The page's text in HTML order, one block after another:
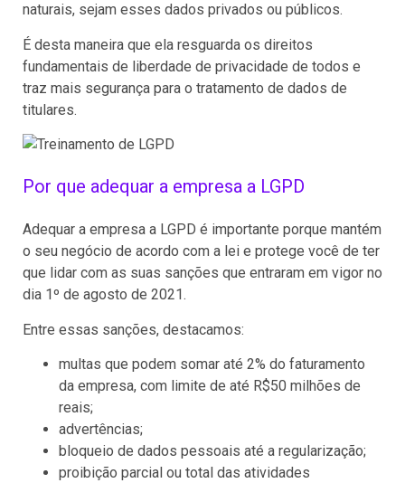
naturais, sejam esses dados privados ou públicos.
É desta maneira que ela resguarda os direitos
fundamentais de liberdade de privacidade de todos e
traz mais segurança para o tratamento de dados de
titulares.
Por que adequar a empresa a LGPD
Adequar a empresa a LGPD é importante porque mantém
o seu negócio de acordo com a lei e protege você de ter
que lidar com as suas sanções que entraram em vigor no
dia 1º de agosto de 2021.
Entre essas sanções, destacamos:
multas que podem somar até 2% do faturamento
da empresa, com limite de até R$50 milhões de
reais;
advertências;
bloqueio de dados pessoais até a regularização;
proibição parcial ou total das atividades